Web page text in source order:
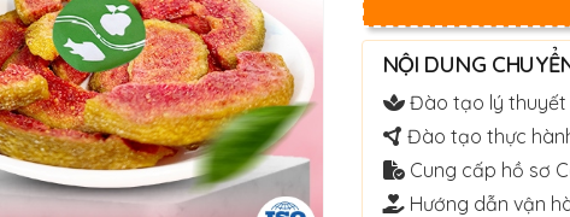
NỘI DUNG
Đào tạo lý thuyết
Đào tạo thực
Cung cấp hồ sơ
Hướng dẫn vận